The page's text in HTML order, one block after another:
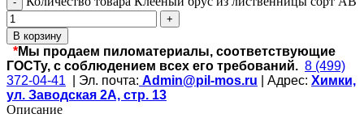
В корзину
*Мы продаем пиломатериалы, соответствующие
ГОСТу, с соблюдением всех его требований. 8 (499)
372-04-41
| Эл. почта: Admin@pil-mos.ru | Адрес: Химки,
ул. Заводская 2А, стр. 13
Описание